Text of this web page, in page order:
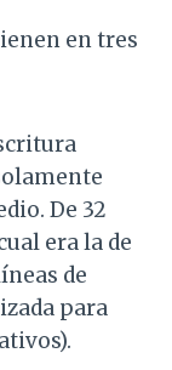
en tres
De 32
era la de
de
para